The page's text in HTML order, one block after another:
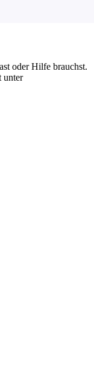
oder Hilfe brauchst.
unter